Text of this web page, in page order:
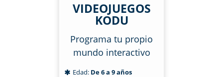
VIDEOJUEGOS
KODU
Programa tu propio
mundo interactivo
Edad: De 6 a 9 años